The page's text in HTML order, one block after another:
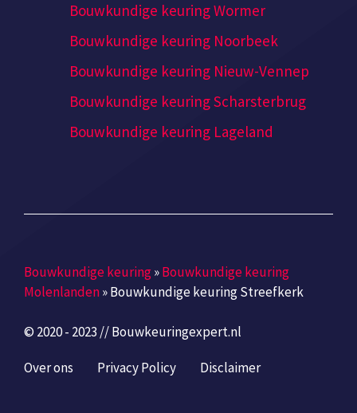
Bouwkundige keuring Wormer
Bouwkundige keuring Noorbeek
Bouwkundige keuring Nieuw-Vennep
Bouwkundige keuring Scharsterbrug
Bouwkundige keuring Lageland
Bouwkundige keuring»Bouwkundige keuring
Molenlanden»Bouwkundige keuring Streefkerk
© 2020 - 2023 // Bouwkeuringexpert.nl
Over ons Privacy Policy Disclaimer